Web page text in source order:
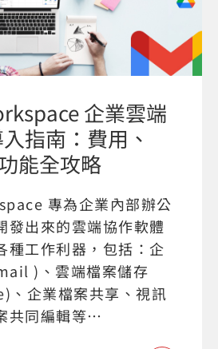
企業雲端
指南：費用、
能全攻略
專為企業內部辦公
發出來的雲端協作軟體
種工作利器，包括：企
)、雲端檔案儲存
企業檔案共享、視訊
共同編輯等…